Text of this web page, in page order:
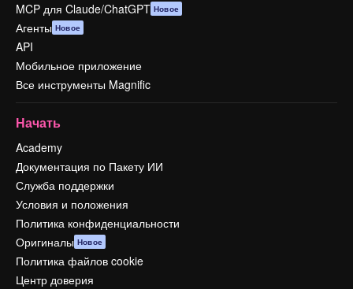
MCP для Claude/ChatGPT Новое
Агенты Новое
API
Мобильное приложение
Все инструменты Magnific
Начать
Academy
Документация по Пакету ИИ
Служба поддержки
Условия и положения
Политика конфиденциальности
Оригиналы Новое
Политика файлов cookie
Центр доверия